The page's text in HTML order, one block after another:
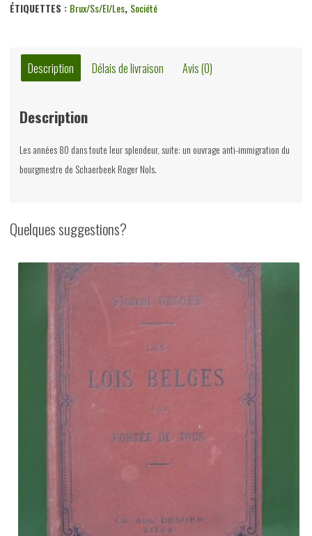
ÉTIQUETTES : Brux/ss/el/les, Société
Description Délais de livraison Avis (0)
Description
Les années 80 dans toute leur splendeur, suite: un ouvrage anti-immigration du
bourgmestre de Schaerbeek Roger Nols.
Quelques suggestions?